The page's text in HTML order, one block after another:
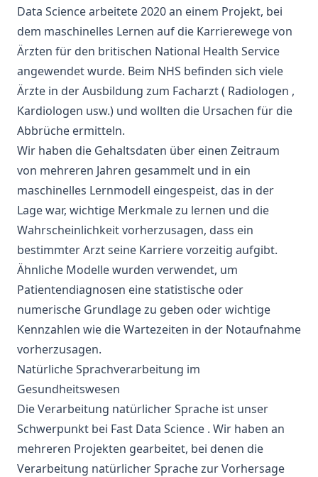
Data Sciencearbeitete 2020 an einem Projekt, bei
dem maschinelles Lernen auf die Karrierewege von
Ärzten für den britischen National Health Service
angewendet wurde. Beim NHS befinden sich viele
Ärzte in der Ausbildung zum Facharzt ( Radiologen ,
Kardiologen usw.) und wollten die Ursachen für die
Abbrüche ermitteln.
Wir haben die Gehaltsdaten über einen Zeitraum
von mehreren Jahren gesammelt und in ein
maschinelles Lernmodell eingespeist, das in der
Lage war, wichtige Merkmale zu lernen und die
Wahrscheinlichkeit vorherzusagen, dass ein
bestimmter Arzt seine Karriere vorzeitig aufgibt.
Ähnliche Modelle wurden verwendet, um
Patientendiagnosen eine statistische oder
numerische Grundlage zu geben oder wichtige
Kennzahlen wie die Wartezeiten in der Notaufnahme
vorherzusagen.
Natürliche Sprachverarbeitung im
Gesundheitswesen
Die Verarbeitung natürlicher Sprache ist unser
Schwerpunkt bei Fast Data Science . Wir haben an
mehreren Projekten gearbeitet, bei denen die
Verarbeitung natürlicher Sprachezur Vorhersage